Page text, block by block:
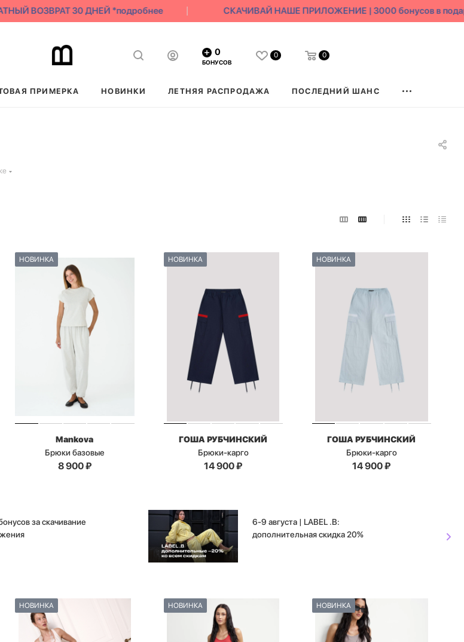
ВОЗВРАТ 30 ДНЕЙ *подробнее СКАЧИВАЙ НАШЕ ПРИЛОЖЕНИЕ | 3000 бонусов в
0
БОНУСОВ
0 0
ПРИМЕРКА НОВИНКИ ЛЕТНЯЯ РАСПРОДАЖА ПОСЛЕДНИЙ ШАНС
НОВИНКА
Mankova
Брюки базовые
8 900₽
НОВИНКА
ГОША РУБЧИНСКИЙ
Брюки-карго
14 900₽
НОВИНКА
ГОША РУБЧИНСКИЙ
Брюки-карго
14 900₽
за скачивание
6-9 августа | LABEL .B:
дополнительная скидка 20%
НОВИНКА НОВИНКА НОВИНКА